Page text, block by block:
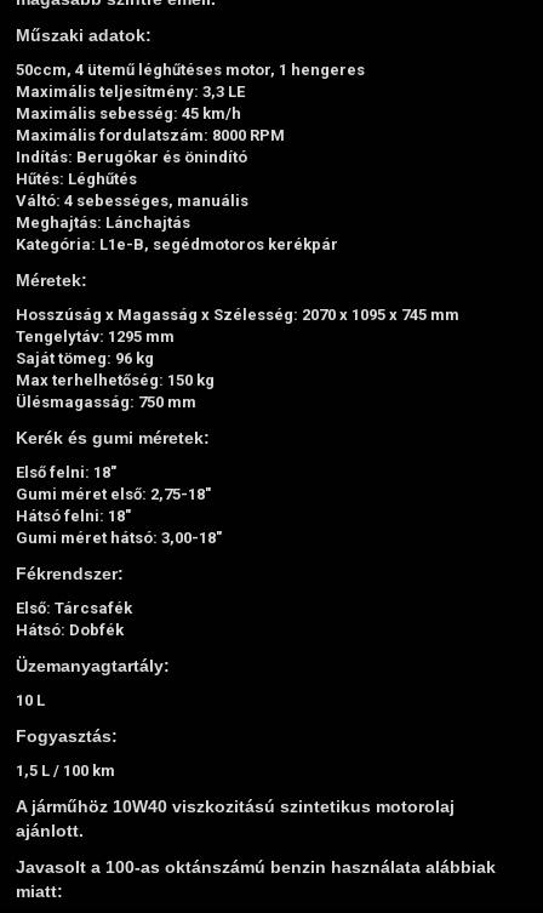
Műszaki adatok:
50ccm, 4 ütemű léghűtéses motor, 1 hengeres
Maximális teljesítmény: 3,3 LE
Maximális sebesség: 45 km/h
Maximális fordulatszám: 8000 RPM
Indítás: Berugókar és önindító
Hűtés: Léghűtés
Váltó: 4 sebességes, manuális
Meghajtás: Lánchajtás
Kategória: L1e-B, segédmotoros kerékpár
Méretek:
Hosszúság x Magasság x Szélesség: 2070 x 1095 x 745 mm
Tengelytáv: 1295 mm
Saját tömeg: 96 kg
Max terhelhetőség: 150 kg
Ülésmagasság: 750 mm
Kerék és gumi méretek:
Első felni: 18"
Gumi méret első: 2,75-18"
Hátsó felni: 18"
Gumi méret hátsó: 3,00-18"
Fékrendszer:
Első: Tárcsafék
Hátsó: Dobfék
Üzemanyagtartály:
10 L
Fogyasztás:
1,5 L / 100 km
A járműhöz 10W40 viszkozitású szintetikus motorolaj
ajánlott.
Javasolt a 100-as oktánszámú benzin használata alábbiak
miatt: